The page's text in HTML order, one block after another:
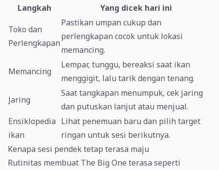
Langkah
Yang dicek hari ini
Toko dan
Perlengkapan
Pastikan umpan cukup dan
perlengkapan cocok untuk lokasi
memancing.
Memancing
Lempar, tunggu, bereaksi saat ikan
menggigit, lalu tarik dengan tenang.
Jaring
Saat tangkapan menumpuk, cek jaring
dan putuskan lanjut atau menjual.
Ensiklopedia
ikan
Lihat penemuan baru dan pilih target
ringan untuk sesi berikutnya.
Kenapa sesi pendek tetap terasa maju
Rutinitas membuat The Big One terasa seperti